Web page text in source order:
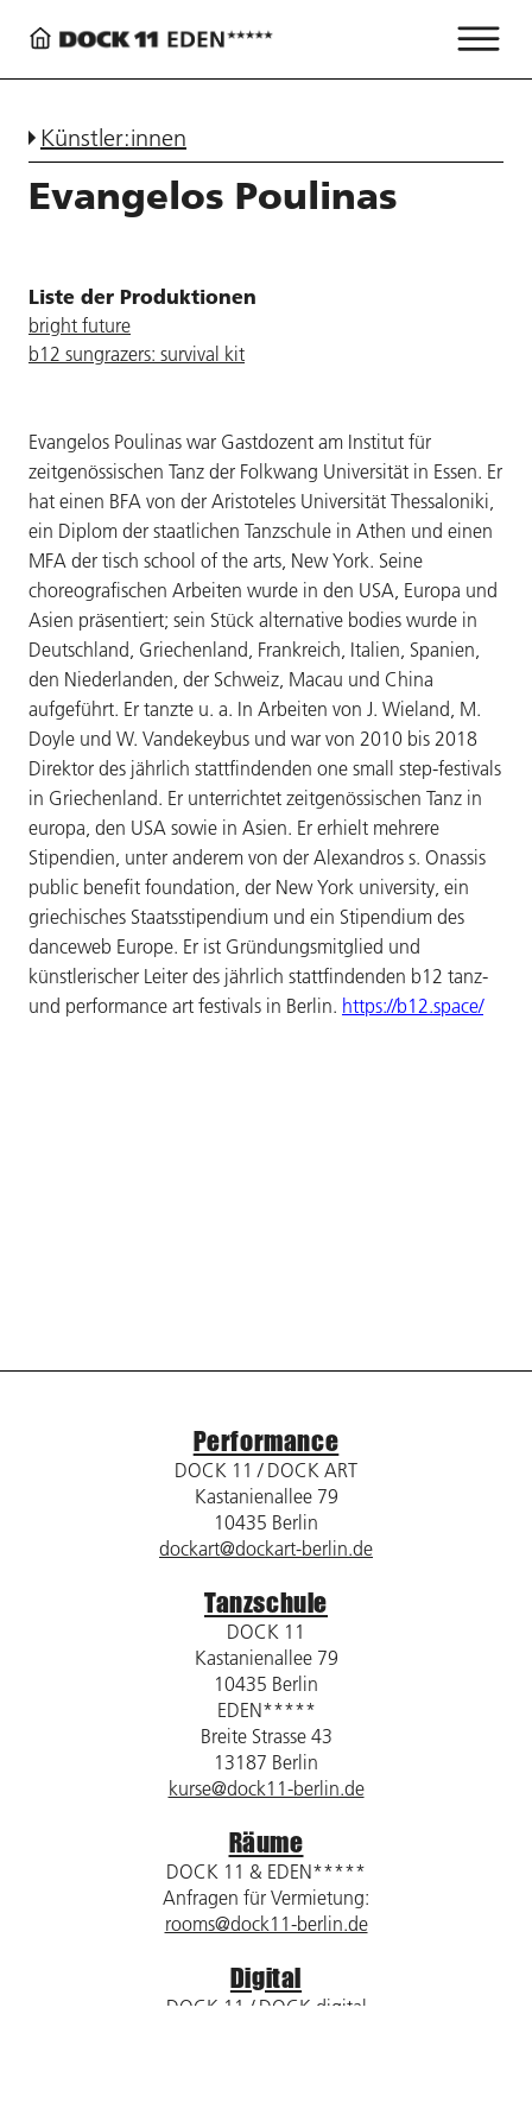
Künstler:innen
Evangelos Poulinas
Liste der Produktionen
bright future
b12 sungrazers: survival kit
Evangelos Poulinas war Gastdozent am Institut für
zeitgenössischen Tanz der Folkwang Universität in Essen. Er
hat einen BFA von der Aristoteles Universität Thessaloniki,
ein Diplom der staatlichen Tanzschule in Athen und einen
MFA der tisch school of the arts, New York. Seine
choreografischen Arbeiten wurde in den USA, Europa und
Asien präsentiert; sein Stück alternative bodies wurde in
Deutschland, Griechenland, Frankreich, Italien, Spanien,
den Niederlanden, der Schweiz, Macau und China
aufgeführt. Er tanzte u. a. In Arbeiten von J. Wieland, M.
Doyle und W. Vandekeybus und war von 2010 bis 2018
Direktor des jährlich stattfindenden one small step-festivals
in Griechenland. Er unterrichtet zeitgenössischen Tanz in
europa, den USA sowie in Asien. Er erhielt mehrere
Stipendien, unter anderem von der Alexandros s. Onassis
public benefit foundation, der New York university, ein
griechisches Staatsstipendium und ein Stipendium des
danceweb Europe. Er ist Gründungsmitglied und
künstlerischer Leiter des jährlich stattfindenden b12 tanz-
und performance art festivals in Berlin. https://b12.space/
Performance
DOCK 11 / DOCK ART
Kastanienallee 79
10435 Berlin
dockart@dockart-berlin.de
Tanzschule
DOCK 11
Kastanienallee 79
10435 Berlin
EDEN*****
Breite Strasse 43
13187 Berlin
kurse@dock11-berlin.de
Räume
DOCK 11 & EDEN*****
Anfragen für Vermietung:
rooms@dock11-berlin.de
Digital
DOCK 11 / DOCK digital